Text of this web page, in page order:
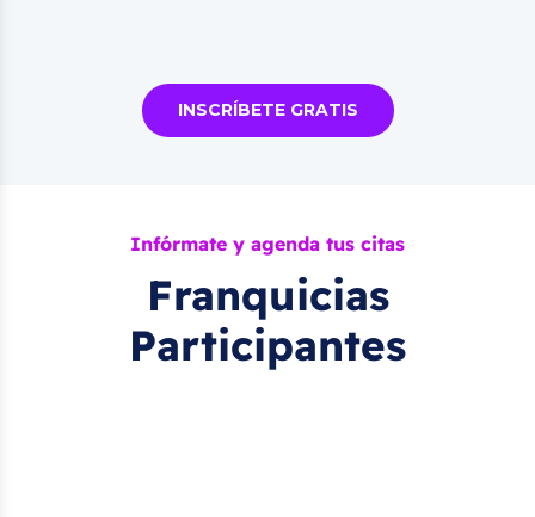
INSCRÍBETE GRATIS
Infórmate y agenda tus citas
Franquicias
Participantes